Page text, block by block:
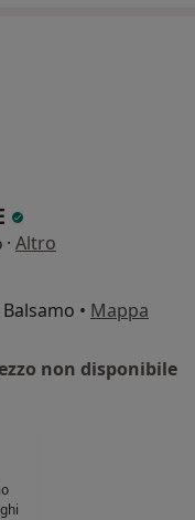
· Altro
• Mappa
non disponibile